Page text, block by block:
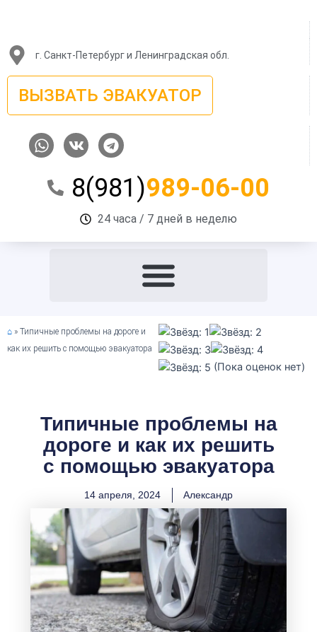
г. Санкт-Петербург и Ленинградская обл.
ВЫЗВАТЬ ЭВАКУАТОР
W
h
V
k
T
e
e
g
r
8(981)989-06-00
24 часа / 7 дней в неделю
⌂ » Типичные проблемы на дороге и
как их решить с помощью эвакуатора
(Пока оценок нет)
Типичные проблемы на
дороге и как их решить
с помощью эвакуатора
14 апреля, 2024 Александр